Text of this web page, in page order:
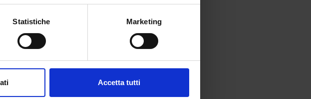
di qualche metro,
sui cookie.
Statistiche Marketing
Accetta tutti